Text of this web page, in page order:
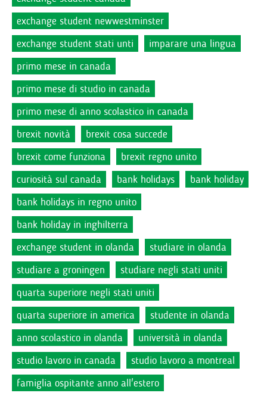
exchange student newwestminster
exchange student stati unti
imparare una lingua
primo mese in canada
primo mese di studio in canada
primo mese di anno scolastico in canada
brexit novità
brexit cosa succede
brexit come funziona
brexit regno unito
curiosità sul canada
bank holidays
bank holiday
bank holidays in regno unito
bank holiday in inghilterra
exchange student in olanda
studiare in olanda
studiare a groningen
studiare negli stati uniti
quarta superiore negli stati uniti
quarta superiore in america
studente in olanda
anno scolastico in olanda
università in olanda
studio lavoro in canada
studio lavoro a montreal
famiglia ospitante anno all'estero